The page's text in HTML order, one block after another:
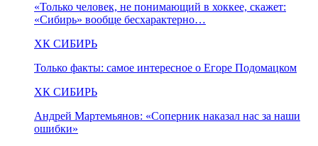
«Только человек, не понимающий в хоккее, скажет:
«Сибирь» вообще бесхарактерно…
ХК СИБИРЬ
Только факты: самое интересное о Егоре Подомацком
ХК СИБИРЬ
Андрей Мартемьянов: «Соперник наказал нас за наши
ошибки»